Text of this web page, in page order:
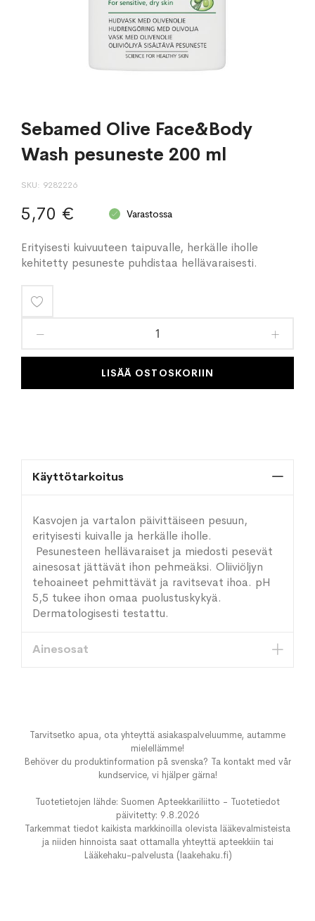
Sebamed Olive Face&Body
Wash pesuneste 200 ml
SKU 9282226
5,70 € Varastossa
Erityisesti kuivuuteen taipuvalle, herkälle iholle
kehitetty pesuneste puhdistaa hellävaraisesti.
toivelistaan
LISÄÄ OSTOSKORIIN
Käyttötarkoitus
Kasvojen ja vartalon päivittäiseen pesuun,
erityisesti kuivalle ja herkälle iholle.
Pesunesteen hellävaraiset ja miedosti pesevät
ainesosat jättävät ihon pehmeäksi. Oliiviöljyn
tehoaineet pehmittävät ja ravitsevat ihoa. pH
5,5 tukee ihon omaa puolustuskykyä.
Dermatologisesti testattu.
Ainesosat
Tarvitsetko apua, ota yhteyttä asiakaspalveluumme, autamme
mielellämme!
Behöver du produktinformation på svenska? Ta kontakt med vår
kundservice, vi hjälper gärna!
Tuotetietojen lähde: Suomen Apteekkariliitto - Tuotetiedot
päivitetty: 9.8.2026
Tarkemmat tiedot kaikista markkinoilla olevista lääkevalmisteista
ja niiden hinnoista saat ottamalla yhteyttä apteekkiin tai
Lääkehaku-palvelusta (laakehaku.fi)